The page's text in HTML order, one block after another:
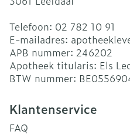
Telefoon: 02 782 10 91
E-mailadres:
APB nummer: 246202
Apotheek titularis: Els
BTW nummer:
Klantenservice
FAQ